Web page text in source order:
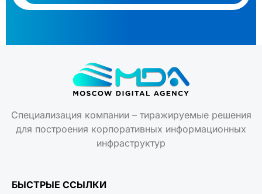
Специализация компании – тиражируемые решения
для построения корпоративных информационных
инфраструктур
БЫСТРЫЕ ССЫЛКИ